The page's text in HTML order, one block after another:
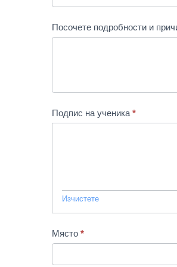
Посочете подробности и
Подпис на ученика *
Изчистете
Място *